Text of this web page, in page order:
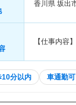
香川県 坂出
【仕事内容
10分以内 車通勤可